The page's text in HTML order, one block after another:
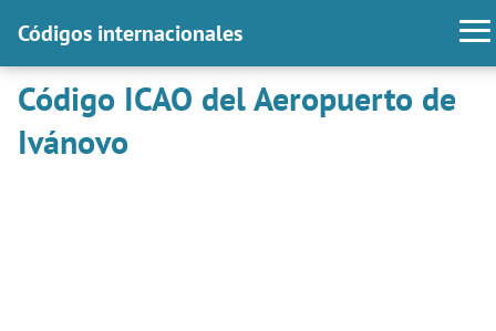
Códigos internacionales
Código ICAO del Aeropuerto de
Ivánovo